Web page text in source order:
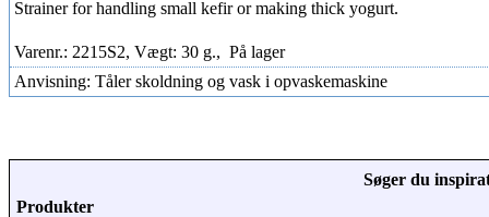
Strainer for handling small kefir or making thick yogurt.
Varenr.: 2215S2, Vægt: 30 g., På lager
Anvisning: Tåler skoldning og vask i opvaskemaskine
Søger du
Produkter